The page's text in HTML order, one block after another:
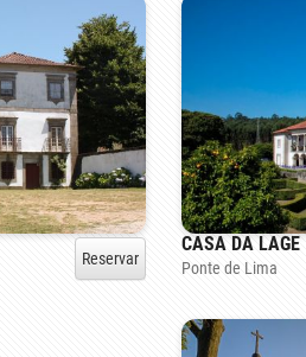
Reservar
CASA DA LAGE
Ponte de Lima